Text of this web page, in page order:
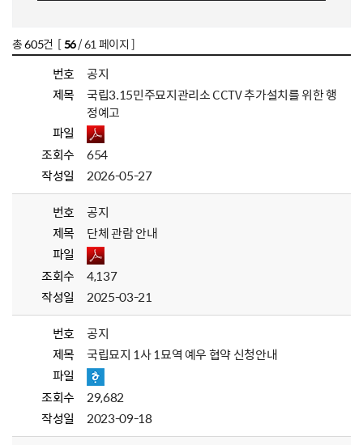
총605건 [56/ 61 페이지 ]
번호
공지
제목
국립3.15민주묘지관리소 CCTV 추가설치를 위한 행
정예고
파일
조회수
654
작성일
2026-05-27
번호
공지
제목
단체 관람 안내
파일
조회수
4,137
작성일
2025-03-21
번호
공지
제목
국립묘지 1사 1묘역 예우 협약 신청안내
파일
조회수
29,682
작성일
2023-09-18